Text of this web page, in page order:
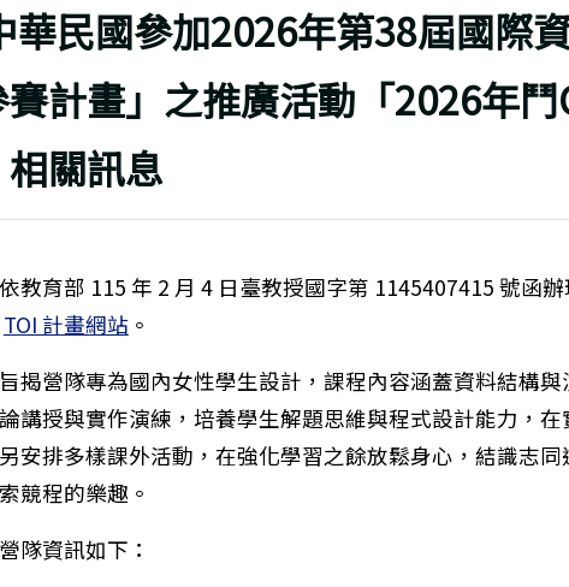
頁華民國參加2026年第38屆國際
計畫」之推廣活動「2026年
關訊息
教育部 115 年 2 月 4 日臺教授國字第 1145407415 號函
TOI 計畫網站。
揭營隊專為國內女性學生設計，課程內容涵蓋資料結構
講授與實作演練，培養學生解題思維與程式設計能力，
安排多樣課外活動，在強化學習之餘放鬆身心，結識志
競程的樂趣。
隊資訊如下：